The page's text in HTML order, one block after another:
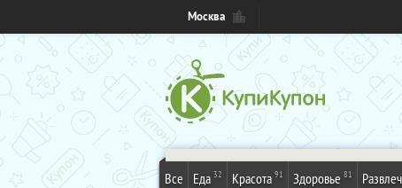
Москва
Все Еда 32 Красота 91 Здоровье 81